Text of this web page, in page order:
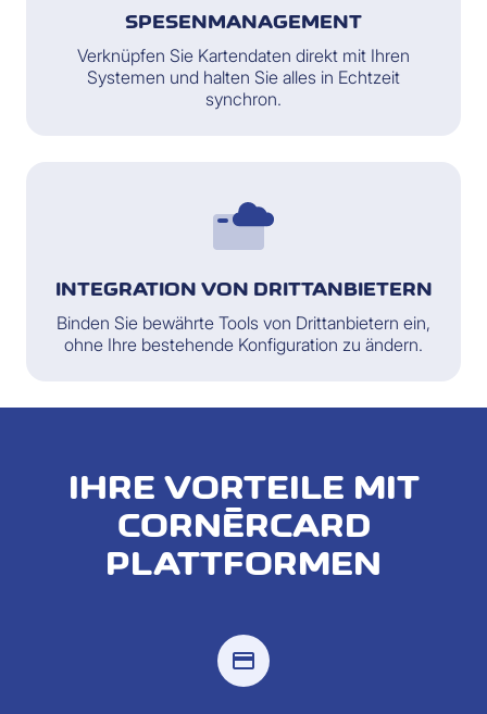
SPESENMANAGEMENT
Verknüpfen Sie Kartendaten direkt mit Ihren
Systemen und halten Sie alles in Echtzeit
synchron.
INTEGRATION VON DRITTANBIETERN
Binden Sie bewährte Tools von Drittanbietern ein,
ohne Ihre bestehende Konfiguration zu ändern.
IHRE VORTEILE MIT
CORNÈRCARD
PLATTFORMEN
credit_card